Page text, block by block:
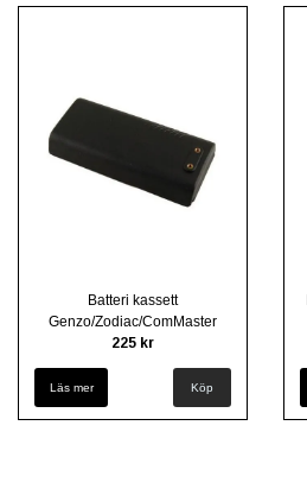
Batteri kassett
Genzo/Zodiac/ComMaster
225 kr
Läs mer